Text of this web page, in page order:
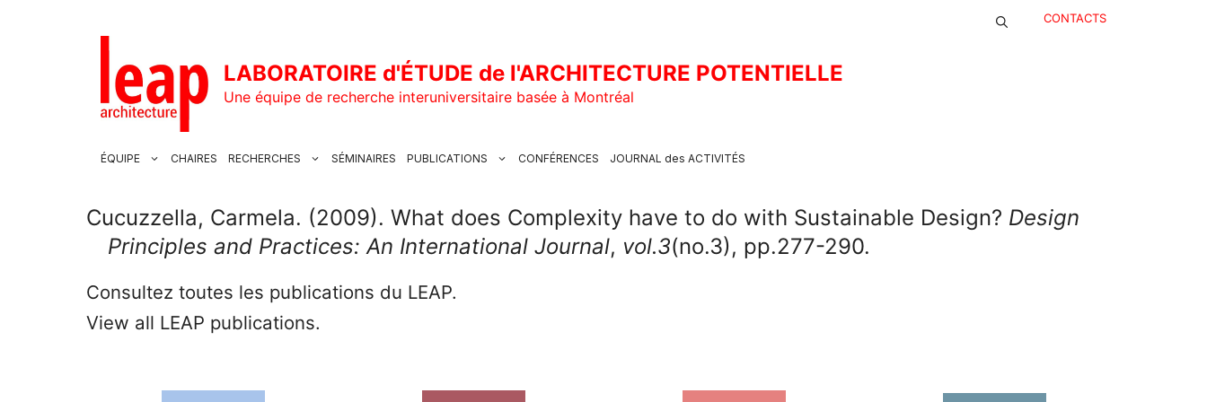
CONTACTS
LABORATOIRE d'ÉTUDE de l'ARCHITECTURE POTENTIELLE
Une équipe de recherche interuniversitaire basée à Montréal
ÉQUIPE CHAIRES RECHERCHES SÉMINAIRES PUBLICATIONS CONFÉRENCES JOURNAL des ACTIVITÉS
Cucuzzella, Carmela. (2009). What does Complexity have to do with Sustainable Design? Design
Principles and Practices: An International Journal, vol.3(no.3), pp.277-290.
Consultez toutes les publications du LEAP.
View all LEAP publications.